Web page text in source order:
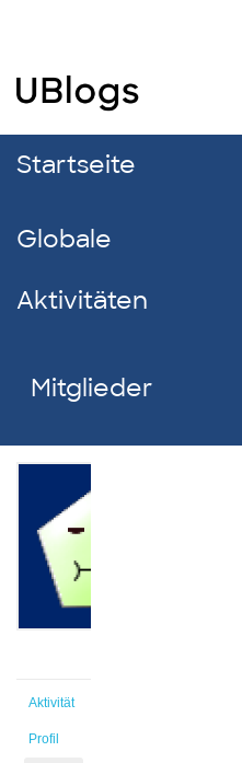
Startseite
Globale
Aktivitäten
Mitglieder
Aktivität
Profil